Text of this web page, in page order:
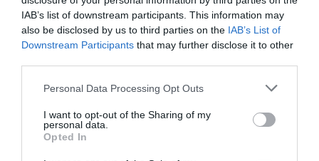
IAB’s list of downstream participants. This information may
also be disclosed by us to third parties on the IAB’s List of
Downstream Participants that may further disclose it to other
Personal Data Processing Opt Outs
I want to opt-out of the Sharing of my
personal data.
Opted In
Noticias y novedades
Redacción
28/10/2022
Asun Arias imparte un taller sobre el
mujer en el climaterio
Noticias y novedades
Redacción
13/10/2022
La quinta edición de PLENUFAR se